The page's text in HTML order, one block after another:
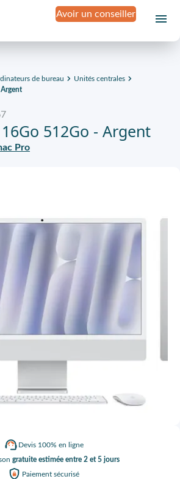
Avoir un conseiller
de bureau
Unités centrales
Devis 100% en ligne
gratuite estimée entre 2 et 5 jours
Paiement sécurisé
512Go - Argent
Pro